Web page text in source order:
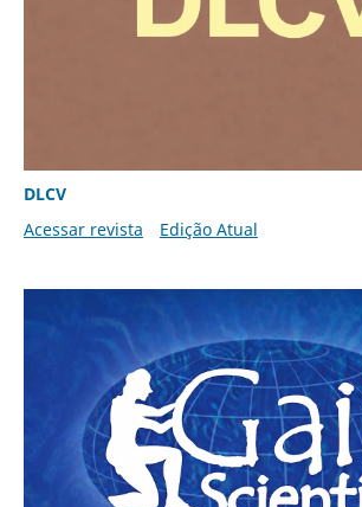
DLCV
Acessar revista
Edição Atual